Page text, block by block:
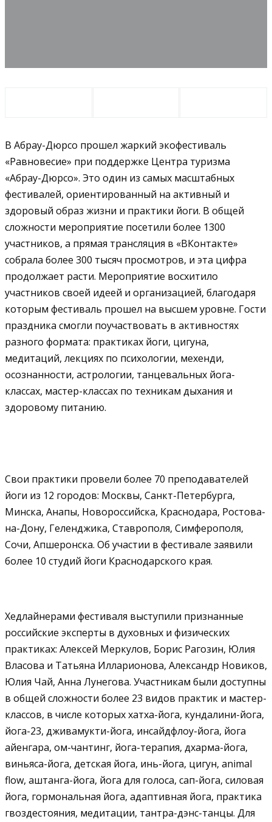
В Абрау-Дюрсо прошел жаркий экофестиваль
«Равновесие» при поддержке Центра туризма
«Абрау-Дюрсо». Это один из самых масштабных
фестивалей, ориентированный на активный и
здоровый образ жизни и практики йоги. В общей
сложности мероприятие посетили более 1300
участников, а прямая трансляция в «ВКонтакте»
собрала более 300 тысяч просмотров, и эта цифра
продолжает расти. Мероприятие восхитило
участников своей идеей и организацией, благодаря
которым фестиваль прошел на высшем уровне. Гости
праздника смогли поучаствовать в активностях
разного формата: практиках йоги, цигуна,
медитаций, лекциях по психологии, мехенди,
осознанности, астрологии, танцевальных йога-
классах, мастер-классах по техникам дыхания и
здоровому питанию.
Свои практики провели более 70 преподавателей
йоги из 12 городов: Москвы, Санкт-Петербурга,
Минска, Анапы, Новороссийска, Краснодара, Ростова-
на-Дону, Геленджика, Ставрополя, Симферополя,
Сочи, Апшеронска. Об участии в фестивале заявили
более 10 студий йоги Краснодарского края.
Хедлайнерами фестиваля выступили признанные
российские эксперты в духовных и физических
практиках: Алексей Меркулов, Борис Рагозин, Юлия
Власова и Татьяна Илларионова, Александр Новиков,
Юлия Чай, Анна Лунегова. Участникам были доступны
в общей сложности более 23 видов практик и мастер-
классов, в числе которых хатха-йога, кундалини-йога,
йога-23, дживамукти-йога, инсайдфлоу-йога, йога
айенгара, ом-чантинг, йога-терапия, дхарма-йога,
виньяса-йога, детская йога, инь-йога, цигун, animal
flow, аштанга-йога, йога для голоса, сап-йога, силовая
йога, гормональная йога, адаптивная йога, практика
гвоздестояния, медитации, тантра-дэнс-танцы. Для